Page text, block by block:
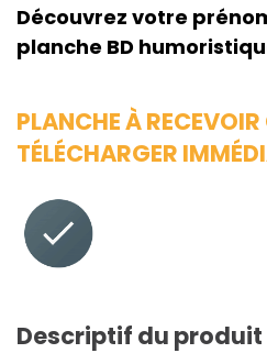
prix :
7,00€
à
Découvrez votre
planche BD
PLANCHE À
TÉLÉCHARGER
Descriptif du produit